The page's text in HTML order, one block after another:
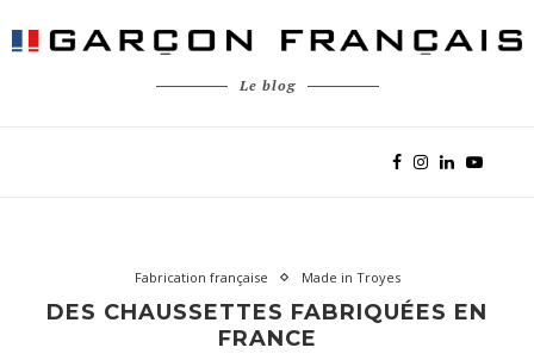
Le blog
Fabrication française Made in Troyes
DES CHAUSSETTES FABRIQUÉES EN
FRANCE